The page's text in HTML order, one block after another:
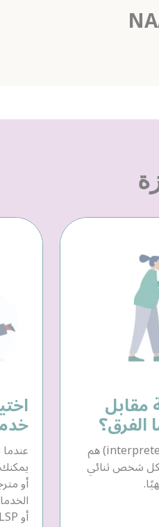
مقابل
الفرق؟
جميع المترجمين الشفهيين (interpreters) هم
كل شخص ثنائي
أو LSP.